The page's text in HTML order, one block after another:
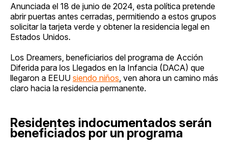
Anunciada el 18 de junio de 2024, esta política pretende
abrir puertas antes cerradas, permitiendo a estos grupos
solicitar la tarjeta verde y obtener la residencia legal en
Estados Unidos.
Los Dreamers, beneficiarios del programa de Acción
Diferida para los Llegados en la Infancia (DACA) que
llegaron a EEUU siendo niños , ven ahora un camino más
claro hacia la residencia permanente.
Residentes indocumentados serán
beneficiados por un programa